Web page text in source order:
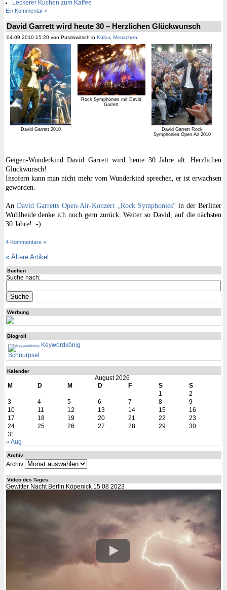
Leckerer Kuchen zum Kaffee
Ein Kommentar »
David Garrett wird heute 30 – Herzlichen Glückwunsch
04.09.2010 15:20 von Putzlowitsch in Kultur, Menschen
David Garrett 2010
Rock Symphonies mit David
Garrett
David Garrett Rock
Symphonies Open Air 2010
Geigen-Wunderkind David Garrett wird heute 30 Jahre alt. Herzlichen
Glückwunsch!
Insofern kann man nicht mehr vom Wunderkind sprechen, er ist erwachsen
geworden.
An David Garretts Open-Air-Konzert „Rock Symphonies“in der Berliner
Wuhlheide denke ich noch gern zurück. Weiter so David, auf die nächsten
30 Jahre! :-)
4 Kommentare »
«Ältere Artikel
Suchen
Suche nach:
Werbung
Blogroll
Keywordkönig
Schnurpsel
Kalender
August 2026
M
D M D F S
S
1
2
3
4 5 6 7 8
9
10
11 12 13 14 15
16
17
18 19 20 21 22
23
24
25 26 27 28 29
30
31
« Aug
Archiv
Archiv
Video des Tages
Gewitter Nacht Berlin Köpenick 15 08 2023